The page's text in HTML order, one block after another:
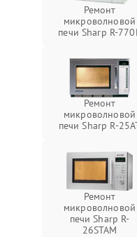
Ремонт
микроволновой
печи Sharp R-
Ремонт
микроволновой
печи Sharp R-
Ремонт
микроволновой
печи Sharp R-
26STAM